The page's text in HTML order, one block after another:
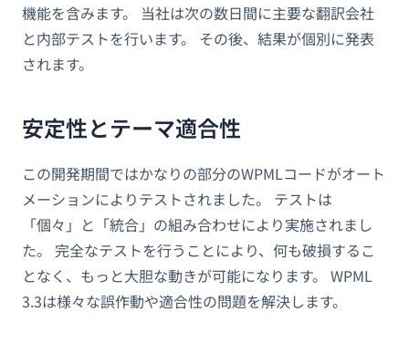
機能を含みます。 当社は次の数日間に主要な翻訳会社
と内部テストを行います。 その後、結果が個別に発表
されます。
安定性とテーマ適合性
この開発期間ではかなりの部分のWPMLコードがオート
メーションによりテストされました。 テストは
「個々」と「統合」の組み合わせにより実施されまし
た。 完全なテストを行うことにより、何も破損するこ
となく、もっと大胆な動きが可能になります。 WPML
3.3は様々な誤作動や適合性の問題を解決します。